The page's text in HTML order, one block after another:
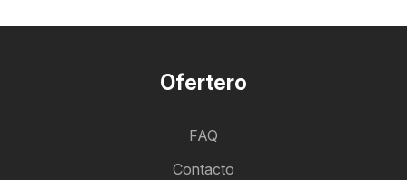
Ofertero
FAQ
Contacto